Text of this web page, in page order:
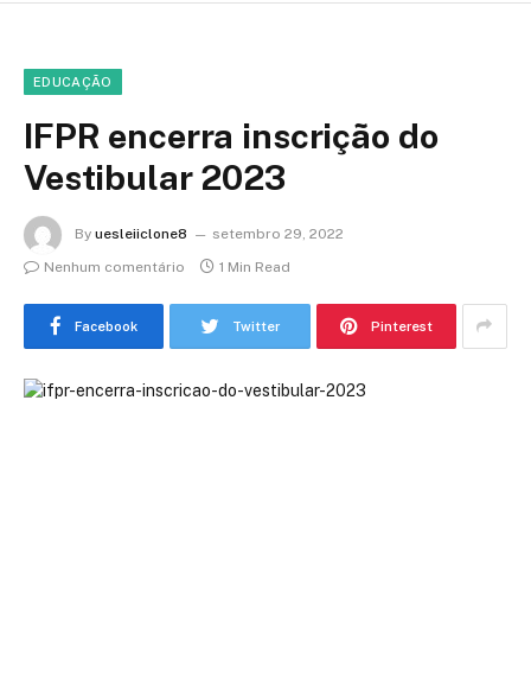
EDUCAÇÃO
IFPR encerra inscrição do
Vestibular 2023
By uesleiiclone8
setembro 29, 2022
Nenhum comentário
1 Min Read
Facebook Twitter Pinterest